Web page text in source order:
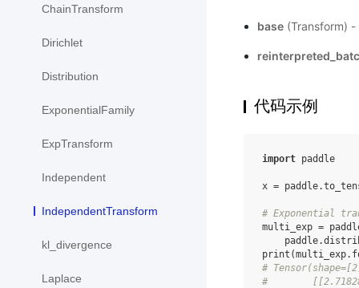
ChainTransform
Dirichlet
Distribution
ExponentialFamily
ExpTransform
Independent
IndependentTransform
kl_divergence
Laplace
base(Transform) -
代码示例
import paddle
x = paddle.
# Exponential
multi_exp =
paddle.
print (multi_exp.
#
#